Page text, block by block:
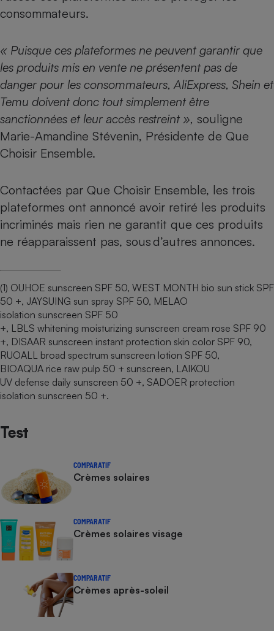
consommateurs.
« Puisque ces plateformes ne peuvent garantir que
les produits mis en vente ne présentent pas de
danger pour les consommateurs, AliExpress, Shein et
Temu doivent donc tout simplement être
sanctionnées et leur accès restreint », souligne
Marie-Amandine Stévenin, Présidente de Que
Choisir Ensemble.
Contactées par Que Choisir Ensemble, les trois
plateformes ont annoncé avoir retiré les produits
incriminés mais rien ne garantit que ces produits
ne réapparaissent pas, sous d’autres annonces.
(1) OUHOE sunscreen SPF 50, WEST MONTH bio sun stick SPF
50 +, JAYSUING sun spray SPF 50, MELAO
isolation sunscreen SPF 50
+, LBLS whitening moisturizing sunscreen cream rose SPF 90
+, DISAAR sunscreen instant protection skin color SPF 90,
RUOALL broad spectrum sunscreen lotion SPF 50,
BIOAQUA rice raw pulp 50 + sunscreen, LAIKOU
UV defense daily sunscreen 50 +, SADOER protection
isolation sunscreen 50 +.
Test
COMPARATIF
Crèmes solaires
COMPARATIF
Crèmes solaires visage
COMPARATIF
Crèmes après-soleil